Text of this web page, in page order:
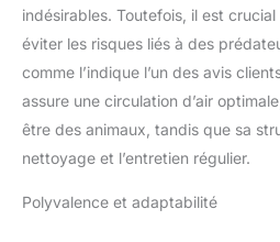
【
par
indésirables. Toutefois, il est
éviter les risques liés à des
comme l’indique l’un des avis
assure une circulation d’air
être des animaux, tandis que sa
nettoyage et l’entretien régulier.
Polyvalence et adaptabilité